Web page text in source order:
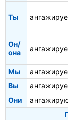
Ты
Он/
она
Мы
Вы
Они